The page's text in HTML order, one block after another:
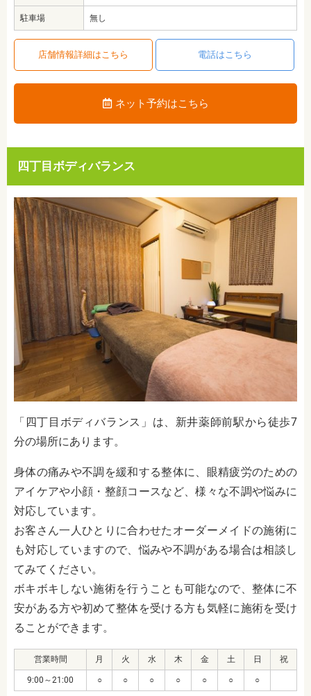
駐車場 無し
店舗情報詳細はこちら 電話はこちら
ネット予約はこちら
四丁目ボディバランス
「四丁目ボディバランス」は、新井薬師前駅から徒歩7
分の場所にあります。
身体の痛みや不調を緩和する整体に、眼精疲労のための
アイケアや小顔・整顔コースなど、様々な不調や悩みに
対応しています。
お客さん一人ひとりに合わせたオーダーメイドの施術に
も対応していますので、悩みや不調がある場合は相談し
てみてください。
ボキボキしない施術を行うことも可能なので、整体に不
安がある方や初めて整体を受ける方も気軽に施術を受け
ることができます。
営業時間 月 火 水 木 金 土 日 祝
9:00～21:00 ○ ○ ○ ○ ○ ○ ○